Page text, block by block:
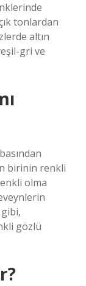
tonlardan
altın
gri ve
birinin renkli
olma
gözlü